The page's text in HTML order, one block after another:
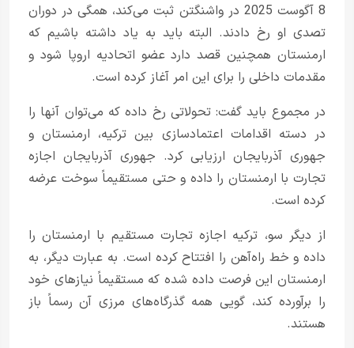
8 آگوست 2025 در واشنگتن ثبت می‌کند، همگی در دوران
تصدی او رخ دادند. البته باید به یاد داشته باشیم که
ارمنستان همچنین قصد دارد عضو اتحادیه اروپا شود و
مقدمات داخلی را برای این امر آغاز کرده است.
در مجموع باید گفت: تحولاتی رخ داده که می‌توان آنها را
در دسته اقدامات اعتمادسازی بین ترکیه، ارمنستان و
جهوری آذربایجان ارزیابی کرد. جهوری آذربایجان اجازه
تجارت با ارمنستان را داده و حتی مستقیماً سوخت عرضه
کرده است.
از دیگر سو، ترکیه اجازه تجارت مستقیم با ارمنستان را
داده و خط راه‌آهن را افتتاح کرده است. به عبارت دیگر، به
ارمنستان این فرصت داده شده که مستقیماً نیازهای خود
را برآورده کند، گویی همه گذرگاه‌های مرزی آن رسماً باز
هستند.